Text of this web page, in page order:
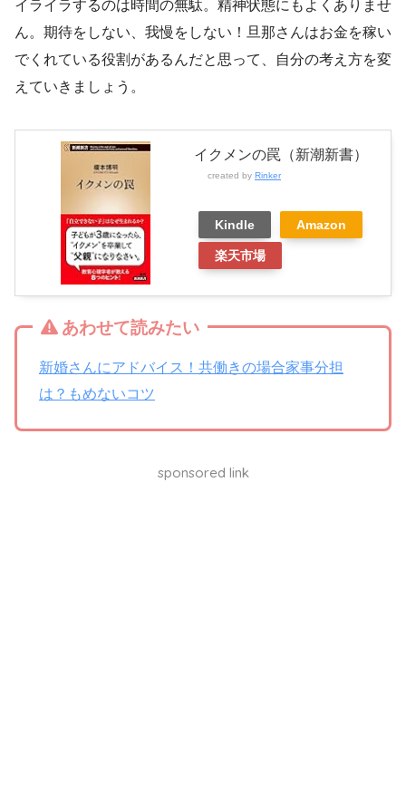
イライラするのは時間の無駄。精神状態にもよくありませ
ん。期待をしない、我慢をしない！旦那さんはお金を稼い
でくれている役割があるんだと思って、自分の考え方を変
えていきましょう。
イクメンの罠（新潮新書）
created by Rinker
Kindle Amazon
楽天市場
あわせて読みたい
新婚さんにアドバイス！共働きの場合家事分担
は？もめないコツ
sponsored link